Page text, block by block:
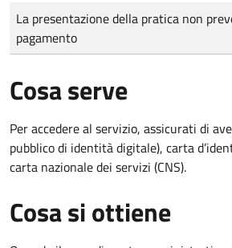
Tipo di pagamento
Importo
La presentazione della pratica non
pagamento
Cosa serve
Per accedere al servizio, assicurati di
pubblico di identità digitale), carta
carta nazionale dei servizi (CNS).
Cosa si ottiene